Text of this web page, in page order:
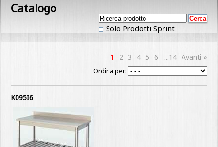
Catalogo
Solo Prodotti Sprint
1 2 3 4 5 6 ...14 Avanti »
Ordina per:
K095I6